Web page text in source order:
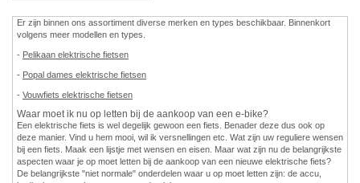
Er zijn binnen ons assortiment diverse merken en types beschikbaar. Binnenkort
volgens meer modellen en types.
- Pelikaan elektrische fietsen
- Popal dames elektrische fietsen
- Vouwfiets elektrische fietsen
Waar moet ik nu op letten bij de aankoop van een e-bike?
Een elektrische fiets is wel degelijk gewoon een fiets. Benader deze dus ook op
deze manier. Vind u hem mooi, wil ik versnellingen etc. Wat zijn uw reguliere wensen
bij een fiets. Maak een lijstje met wensen en eisen. Maar wat zijn nu de belangrijkste
aspecten waar je op moet letten bij de aankoop van een nieuwe elektrische fiets?
De belangrijkste "niet normale" onderdelen waar u op moet letten zijn: de accu,